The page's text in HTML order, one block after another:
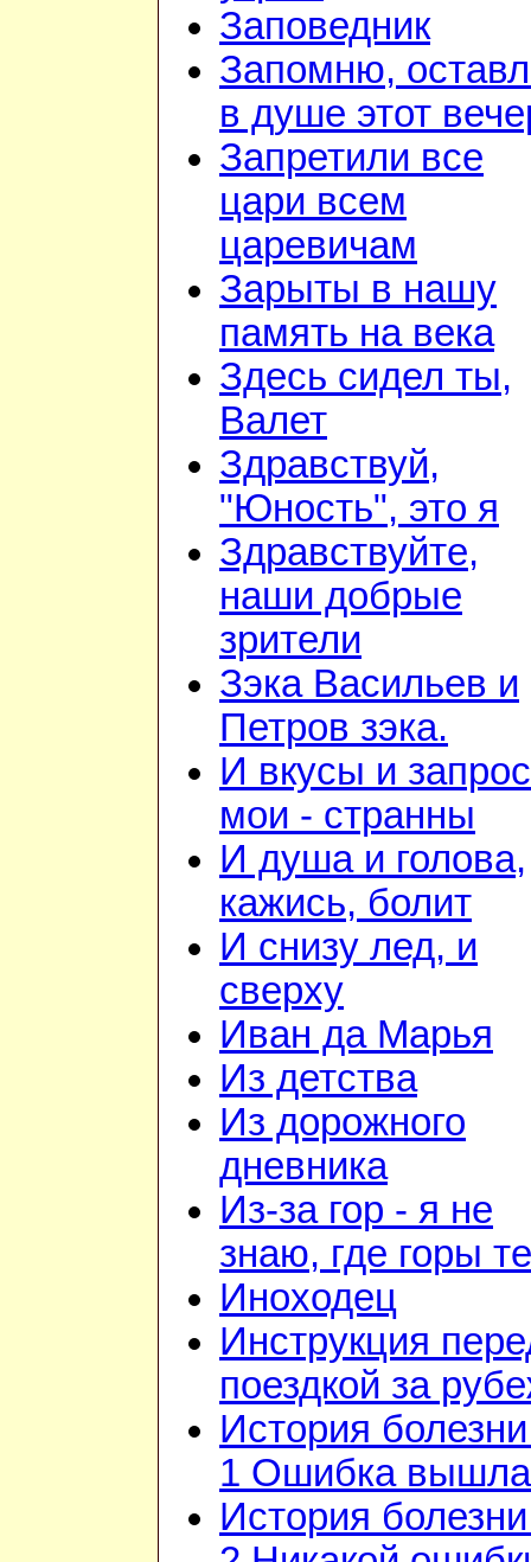
Заповедник
Запомню,
в душе этот
Запретили все
цари всем
царевичам
Зарыты в нашу
память на века
Здесь сидел ты,
Валет
Здравствуй,
"Юность", это я
Здравствуйте,
наши добрые
зрители
Зэка Васильев и
Петров зэка.
И вкусы и
мои - странны
И душа и голова,
кажись, болит
И снизу лед, и
сверху
Иван да Марья
Из детства
Из дорожного
дневника
Из-за гор - я не
знаю, где горы те
Иноходец
Инструкция
поездкой за
История
1 Ошибка вышла
История